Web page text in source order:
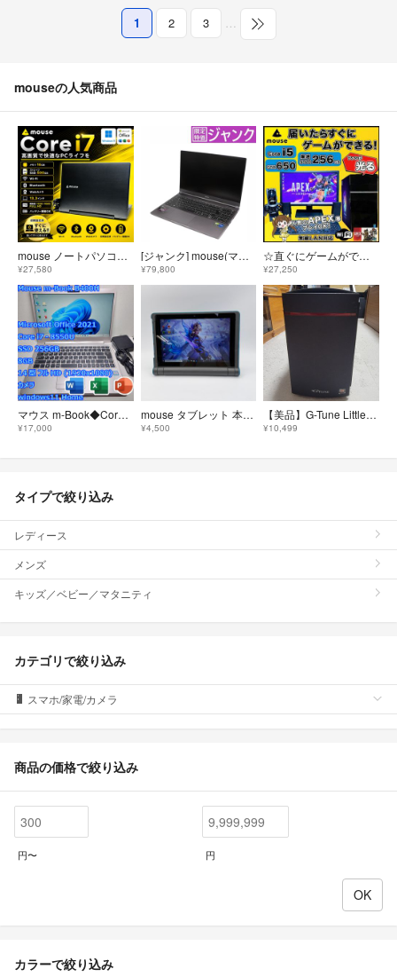
1 2 3 …
mouseの人気商品
mouse ノートパソコン Corei7 メモリ16GB SSD500GB Webカメラ Windows11 Office2024
¥27,580
[ジャンク] mouse(マウス) G-Tune E5-165 ゲーミングノートパソコン 2208E5-165-ADLABW11 2208e5-165-adlabw11 [難あり(D)]
¥79,800
☆直ぐにゲームができる☆ mouse ゲーミングPC 早い者勝ち！ 爆速SSD
¥27,250
マウス m-Book◆Core i7‐8550U/SSD 256/8G/オフィス
¥17,000
mouse タブレット 本体 スタンド付き Windows 10 Pro
¥4,500
​【美品】G-Tune LittleGear 自作PCベースキット Ryzen5
¥10,499
タイプで絞り込み
レディース
メンズ
キッズ／ベビー／マタニティ
カテゴリで絞り込み
スマホ/家電/カメラ
商品の価格で絞り込み
円〜 円
カラーで絞り込み